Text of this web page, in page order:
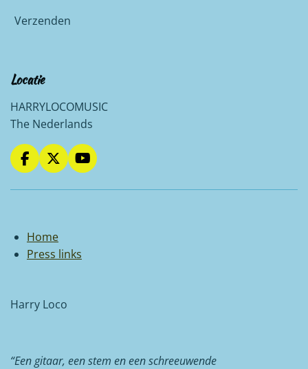
Verzenden
Locatie
HARRYLOCOMUSIC
The Nederlands
F
a
c
o
k
X
Y
o
u
Home
Press links
Harry Loco
“Een gitaar, een stem en een schreeuwende